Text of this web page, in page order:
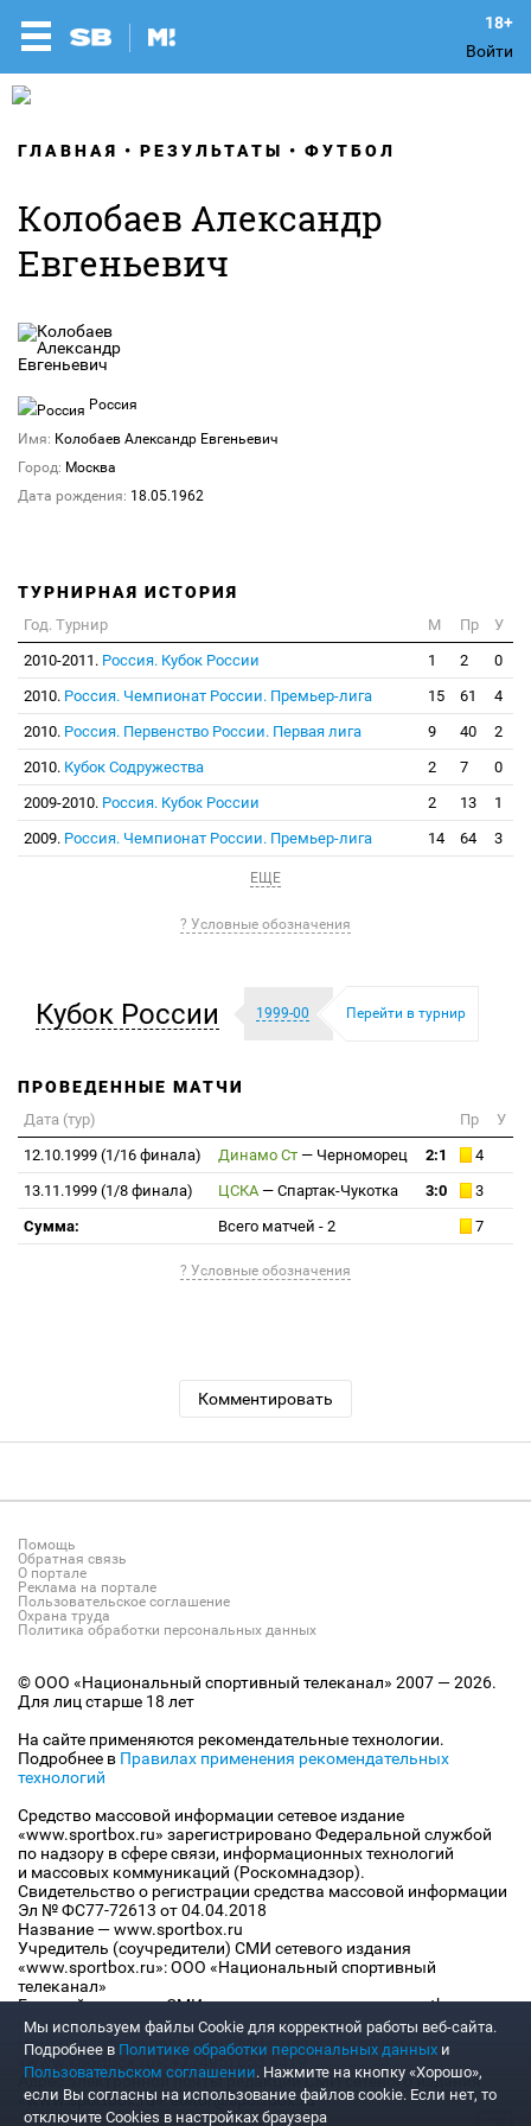
Войти
ГЛАВНАЯ РЕЗУЛЬТАТЫ ФУТБОЛ
Колобаев Александр
Евгеньевич
Россия
Имя: Колобаев Александр Евгеньевич
Город: Москва
Дата рождения: 18.05.1962
ТУРНИРНАЯ ИСТОРИЯ
Год. Турнир М Пр
У
2010-2011. Россия. Кубок России 1 2
0
2010. Россия. Чемпионат России. Премьер-лига 15 61
4
2010. Россия. Первенство России. Первая лига 9 40
2
2010. Кубок Содружества 2 7
0
2009-2010. Россия. Кубок России 2 13
1
2009. Россия. Чемпионат России. Премьер-лига 14 64 3
ЕЩЕ
? Условные обозначения
Кубок России 1999-00 Перейти в турнир
ПРОВЕДЕННЫЕ МАТЧИ
Дата (тур) Пр
У
12.10.1999 (1/16 финала)
Динамо Ст — Черноморец 2:1
4
13.11.1999 (1/8 финала)
ЦСКА— Спартак-Чукотка 3:0
3
Сумма:
Всего матчей - 2 7
? Условные обозначения
Комментировать
Помощь
Обратная связь
О портале
Реклама на портале
Пользовательское соглашение
Охрана труда
Политика обработки персональных данных
© ООО «Национальный спортивный телеканал» 2007 — 2026.
Для лиц старше 18 лет
На сайте применяются рекомендательные технологии.
Подробнее в Правилах применения рекомендательных
технологий
Средство массовой информации сетевое издание
«www.sportbox.ru» зарегистрировано Федеральной службой
по надзору в сфере связи, информационных технологий
и массовых коммуникаций (Роскомнадзор).
Свидетельство о регистрации средства массовой информации
Эл № ФС77-72613 от 04.04.2018
Название — www.sportbox.ru
Учредитель (соучредители) СМИ сетевого издания
«www.sportbox.ru»: ООО «Национальный спортивный
телеканал»
Главный редактор СМИ сетевого издания «www.sportbox.ru»:
Конов В.А.
Номер телефона редакции СМИ сетевого издания
«www.sportbox.ru»: +7 (495) 653 8419
Адрес электронной почты редакции СМИ сетевого издания
«www.sportbox.ru»: editor@sportbox.ru
Мы используем файлы Сookie для корректной работы веб-сайта.
Подробнее в Политике обработки персональных данных и
Пользовательском соглашении. Нажмите на кнопку «Хорошо»,
если Вы согласны на использование файлов cookie. Если нет, то
отключите Cookies в настройках браузера